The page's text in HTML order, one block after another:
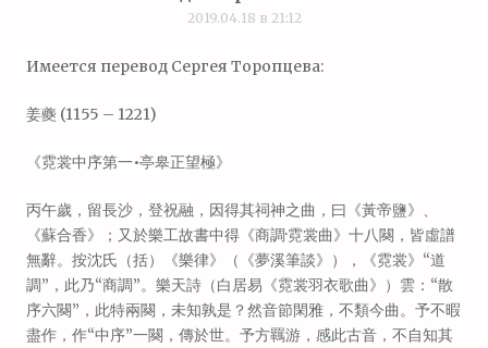
2019.04.18 в 21:12
Имеется перевод Сергея Торопцева:
姜夔 (1155 – 1221)
《霓裳中序第一•亭皋正望極》
丙午歲，留長沙，登祝融，因得其祠神之曲，曰《黃帝鹽》、
《蘇合香》；又於樂工故書中得《商調·霓裳曲》十八闋，皆虛譜
無辭。按沈氏（括）《樂律》（《夢溪筆談》），《霓裳》“道
調”，此乃“商調”。樂天詩（白居易《霓裳羽衣歌曲》）雲：“散
序六闋”，此特兩闋，未知孰是？然音節閑雅，不類今曲。予不暇
盡作，作“中序”一闋，傳於世。予方羈游，感此古音，不自知其